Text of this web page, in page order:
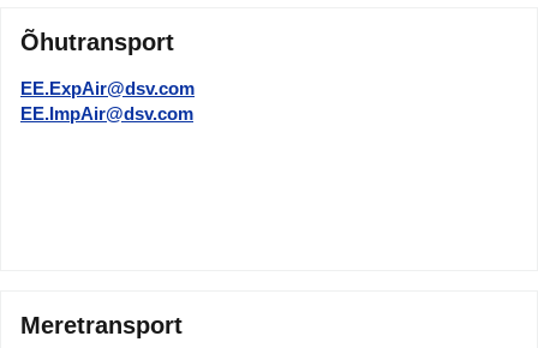
Õhutransport
EE.ExpAir@dsv.com
EE.ImpAir@dsv.com
Meretransport